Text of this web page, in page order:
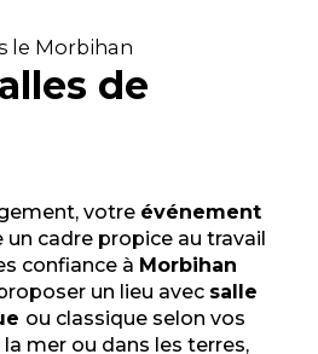
le Morbihan
de
votre événement
un cadre propice au travail
confiance à Morbihan
un lieu avec salle
ou classique selon vos
mer ou dans les terres,